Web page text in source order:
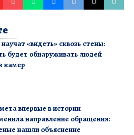
научат «видеть» сквозь стены:
будет обнаруживать людей
камер
впервые в истории
направление обращения:
нашли объяснение